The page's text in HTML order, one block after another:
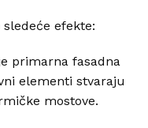
efekte:
primarna fasadna
elementi stvaraju
mostove.